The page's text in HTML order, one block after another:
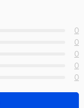
0
0
0
0
0